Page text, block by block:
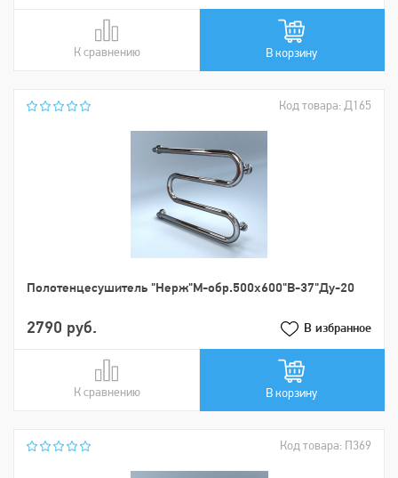
К сравнению
В сравнении В корзину
Код товара: Д165
Пoлoтенцеcушитель "Нерж"М-обр.500х600"В-37"Ду-20
2790 руб. В избранное
К сравнению
В сравнении В корзину
Код товара: П369